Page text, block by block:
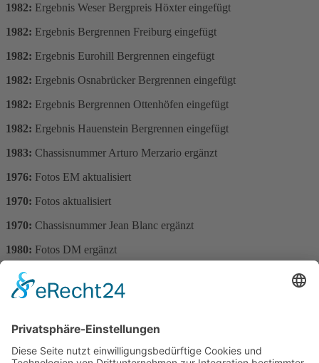
1982: Ergebnis Weser Bergpreis Höxter eingefügt
1982: Ergebnis Bergrennen Freiburg eingefügt
1982: Ergebnis Eurohill Bergrennen eingefügt
1982: Ergebnis Osnabrücker Bergrennen eingefügt
1982: Ergebnis Bergrennen Ottenhöfen eingefügt
1982: Ergebnis Hauenstein Bergrennen eingefügt
1983: Chassisnummer Arturo Merzario ergänzt
1976: Fotos EM aktualisiert
1970: Fotos aktualisiert
1970: Chassisnummer Jean Blanc ergänzt
1980: Fotos DM ergänzt
1971:
1974:
Chassisnummer Arie Luyendijk ergänzt
1983:
Fotos DM aktualisiert
1978:Fotos DM aktualisiert